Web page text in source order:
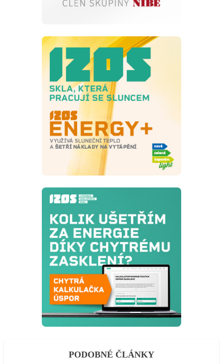
PODOBNÉ ČLÁNKY